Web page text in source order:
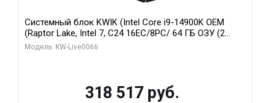
Системный блок KWIK (Intel Core i9-14900K OEM
(Raptor Lake, Intel 7, C24 16EC/8PC/ 64 ГБ ОЗУ (2
модуля)/ Gigabyte RTX5080 XTREME WATERFORCE
Модель: KW-Live0066
318 517 руб.